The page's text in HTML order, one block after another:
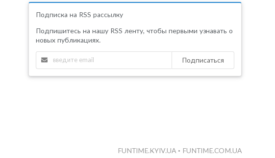
Подписка на RSS рассылку
Подпишитесь на нашу RSS ленту, чтобы первыми узнавать о
новых публикациях.
Подписаться
FUNTIME.KYIV.UA • FUNTIME.COM.UA